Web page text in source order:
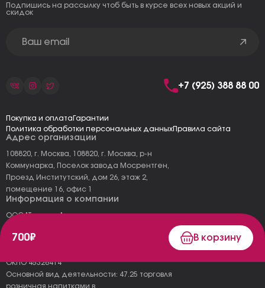
700₽ В корзину
Адрес организации
108820, г. Москва, 108820, г. Москва, р-н
Коммунарка, Поселок завода Мосрентген,
Проезд Институтский, дом 26, этаж 2,
помещение 16, офис 1
Информация о компании
ООО "Тоскана"
КПП: 775101001
ОКПО 45326414
Основной вид деятельности: 47.25 торговля
розничная напитками в
Подпишись на рассылку чтоб быть в курсе всех новых акций и
скидок
+7 (925) 388 88 00
Покупка и оплата Гарантии
Политика обработки персональных данныхПравила сайта